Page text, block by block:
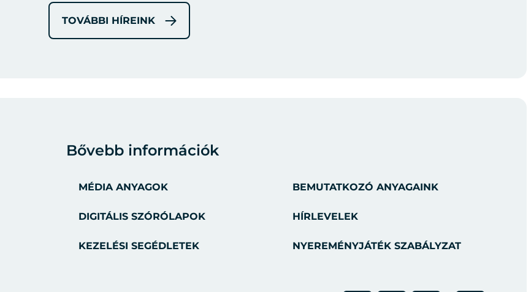
TOVÁBBI HÍREINK
Bővebb információk
MÉDIA ANYAGOK
DIGITÁLIS SZÓRÓLAPOK
KEZELÉSI SEGÉDLETEK
BEMUTATKOZÓ ANYAGAINK
HÍRLEVELEK
NYEREMÉNYJÁTÉK SZABÁLYZAT